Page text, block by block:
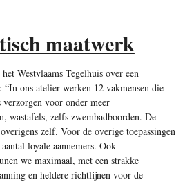
maatwerk
Westvlaams Tegelhuis over een
ons atelier werken 12 vakmensen die
voor onder meer
wastafels, zelfs zwembadboorden. De
zelf. Voor de overige toepassingen
loyale aannemers. Ook
we maximaal, met een strakke
en heldere richtlijnen voor de